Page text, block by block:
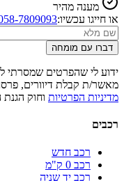
מענה מהיר
או חייגו עכשיו:7809093
דברו עם מומחה
ידוע לי שהפרטים שמסרתי
מאשר/ת קבלת דיוורים,
מדיניות הפרטיות וחוק הגנת
רכבים
רכב חדש
רכב 0 ק"מ
רכב יד שניה